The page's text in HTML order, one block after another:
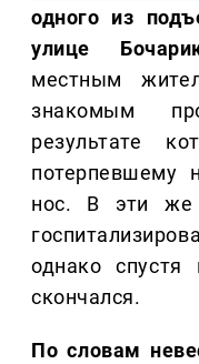
одного из
улице
местным
знакомым
результате
потерпевшему
нос. В эти же
однако спустя
скончался.
По словам